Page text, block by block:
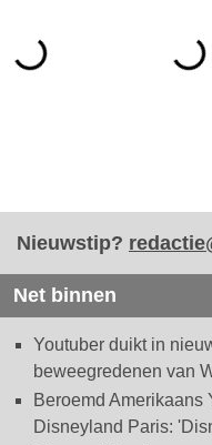
Nieuwstip?
Net binnen
Youtuber duikt in
beweegredenen van
Beroemd Amerikaans
Disneyland Paris: